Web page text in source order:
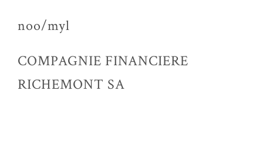
noo/myl
COMPAGNIE FINANCIERE
RICHEMONT SA